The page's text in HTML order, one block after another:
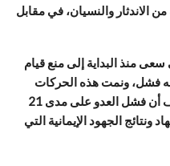
الاندثار والنسيان، في مقابل
سعى منذ البداية إلى منع قيام
فشل، ونمت هذه الحركات
وتعاظمت قوتها رغم التحديات. وأضاف أن فشل العدو على مدى 21
الجهود الإيمانية التي